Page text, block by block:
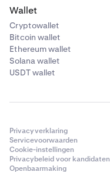
Wallet
Cryptowallet
Bitcoin wallet
Ethereum wallet
Solana wallet
USDT wallet
Privacyverklaring
Servicevoorwaarden
Cookie-instellingen
Privacybeleid voor kandidaten
Openbaarmaking